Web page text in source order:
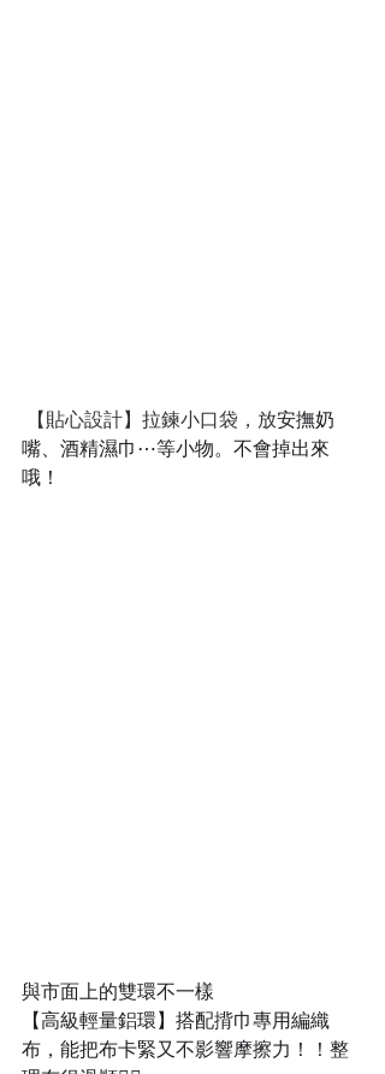
【貼心設計】拉鍊小口袋，放安撫奶
嘴、酒精濕巾⋯等小物。不會掉出來
哦！
與市面上的雙環不一樣
【高級輕量鋁環】搭配揹巾專用編織
布，能把布卡緊又不影響摩擦力！！整